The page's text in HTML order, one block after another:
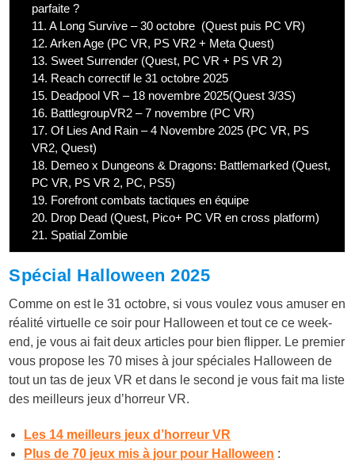
parfaite ?
11. A Long Survive – 30 octobre (Quest puis PC VR)
12. Arken Age (PC VR, PS VR2 + Meta Quest)
13. Sweet Surrender (Quest, PC VR + PS VR 2)
14. Reach correctif le 31 octobre 2025
15. Deadpool VR – 18 novembre 2025(Quest 3/3S)
16. BattlegroupVR2 – 7 novembre (PC VR)
17. Of Lies And Rain – 4 Novembre 2025 (PC VR, PS
VR2, Quest)
18. Demeo x Dungeons & Dragons: Battlemarked (Quest,
PC VR, PS VR 2, PC, PS5)
19. Forefront combats tactiques en équipe
20. Drop Dead (Quest, Pico+ PC VR en cross platform)
21. Spatial Zombie
Spécial Halloween 2025
Comme on est le 31 octobre, si vous voulez vous amuser en
réalité virtuelle ce soir pour Halloween et tout ce ce week-
end, je vous ai fait deux articles pour bien flipper. Le premier
vous propose les 70 mises à jour spéciales Halloween de
tout un tas de jeux VR et dans le second je vous fait ma liste
des meilleurs jeux d’horreur VR.
Les 14 meilleurs jeux d’horreur VR
Plus de 70 jeux mis à jour pour Halloween :